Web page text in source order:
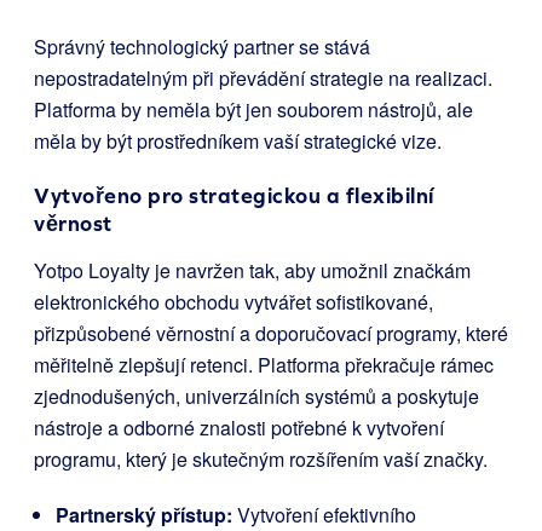
Správný technologický partner se stává
nepostradatelným při převádění strategie na realizaci.
Platforma by neměla být jen souborem nástrojů, ale
měla by být prostředníkem vaší strategické vize.
Vytvořeno pro strategickou a flexibilní
věrnost
Yotpo Loyalty je navržen tak, aby umožnil značkám
elektronického obchodu vytvářet sofistikované,
přizpůsobené věrnostní a doporučovací programy, které
měřitelně zlepšují retenci. Platforma překračuje rámec
zjednodušených, univerzálních systémů a poskytuje
nástroje a odborné znalosti potřebné k vytvoření
programu, který je skutečným rozšířením vaší značky.
Partnerský přístup: Vytvoření efektivního